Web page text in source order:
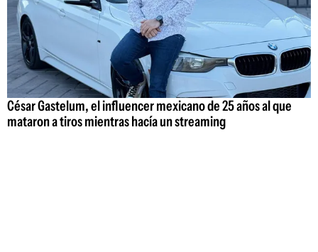
César Gastelum, el influencer mexicano de 25 años al que
mataron a tiros mientras hacía un streaming